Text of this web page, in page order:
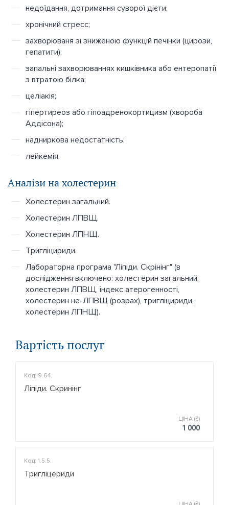
недоїдання, дотримання суворої дієти;
хронічний стресс;
захворюваня зі зниженою функцій печінки (цирози,
гепатити);
запальні захворюваннях кишківника або ентеропатії
з втратою білка;
целіакія;
гіпертиреоз або гіпоадренокортицизм (хвороба
Аддісона);
надниркова недостатність;
лейкемія.
Аналізи на холестерин
Холестерин загальний.
Холестерин ЛПВЩ.
Холестерин ЛПНЩ.
Тригліцириди.
Лабораторна програма "Ліпіди. Скрінінг" (в
дослідження включено: холестерин загальний,
холестерин ЛПВЩ, індекс атерогенності,
холестерин не-ЛПВЩ (розрах), тригліцириди,
холестерин ЛПНЩ).
Вартість послуг
Код: 9.64.
Ліпіди. Скринінг
ЦІНА (₴)
1 000
Код: 1.5.5.
Тригліцериди